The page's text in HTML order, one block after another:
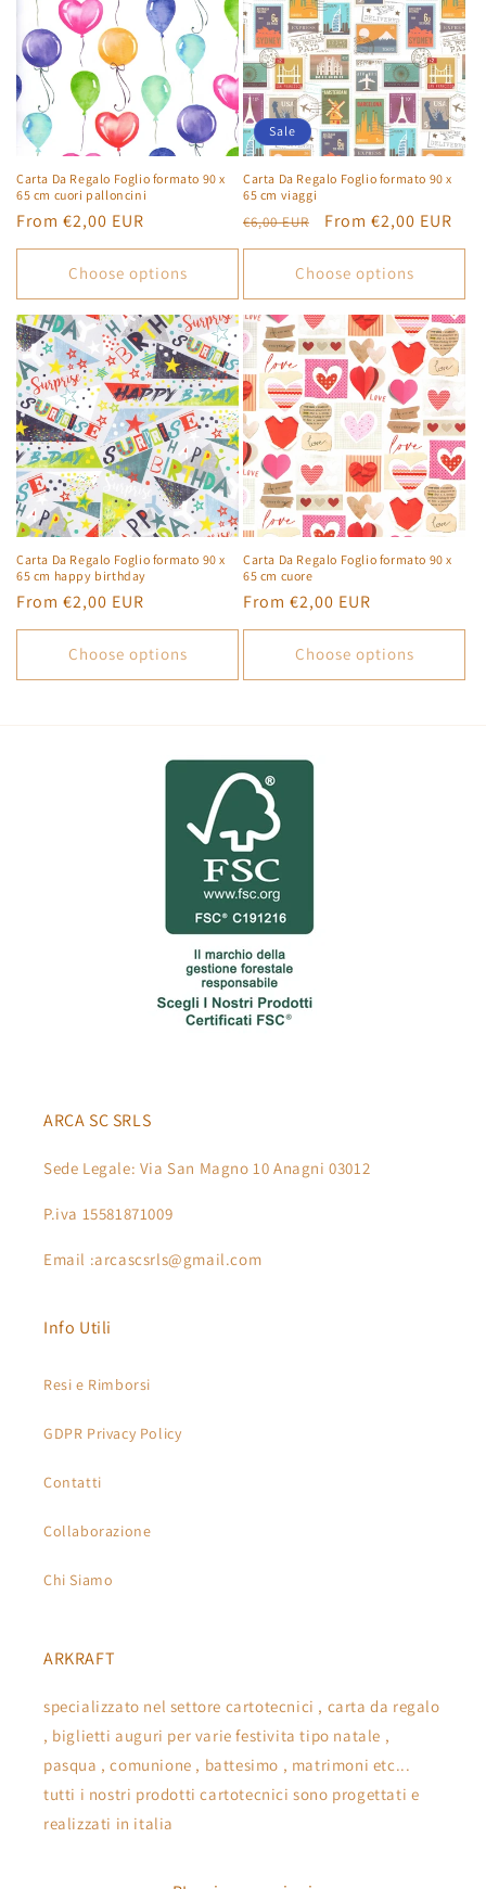
Carta Da Regalo Foglio formato 90 x
65 cm cuori palloncini
Regular
price
From €2,00 EUR
Choose options
Sale
Carta Da Regalo Foglio formato 90 x
65 cm viaggi
Regular
price
€6,00 EUR
Sale
price
From €2,00 EUR
Choose options
Carta Da Regalo Foglio formato 90 x
65 cm happy birthday
Regular
price
From €2,00 EUR
Choose options
Carta Da Regalo Foglio formato 90 x
65 cm cuore
Regular
price
From €2,00 EUR
Choose options
ARCA SC SRLS
Sede Legale: Via San Magno 10 Anagni 03012
P.iva 15581871009
Email :arcascsrls@gmail.com
Info Utili
Resi e Rimborsi
GDPR Privacy Policy
Contatti
Collaborazione
Chi Siamo
ARKRAFT
specializzato nel settore cartotecnici , carta da regalo
, biglietti auguri per varie festivita tipo natale ,
pasqua , comunione , battesimo , matrimoni etc...
tutti i nostri prodotti cartotecnici sono progettati e
realizzati in italia